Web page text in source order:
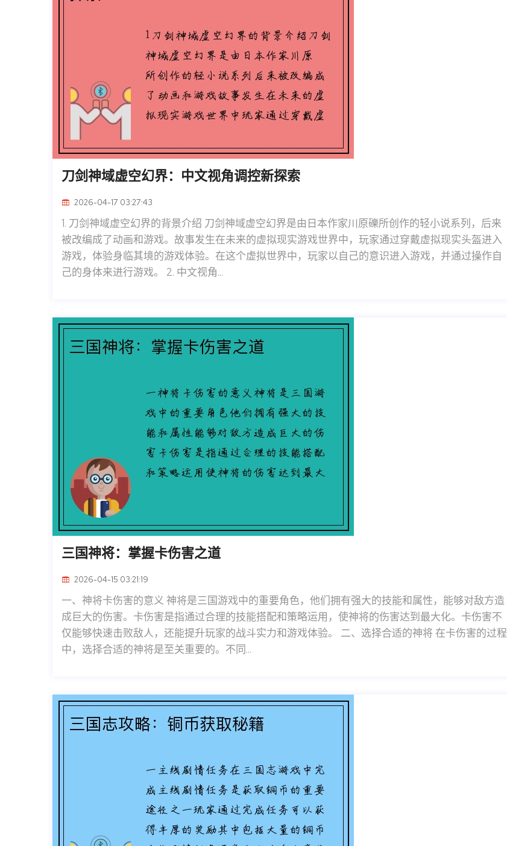
刀剑神域虚空幻界：中文视角调控新探索
2026-04-17 03:27:43
1. 刀剑神域虚空幻界的背景介绍 刀剑神域虚空幻界是由日本作家川原礫所创作的轻小说系列，后来
被改编成了动画和游戏。故事发生在未来的虚拟现实游戏世界中，玩家通过穿戴虚拟现实头盔进入
游戏，体验身临其境的游戏体验。在这个虚拟世界中，玩家以自己的意识进入游戏，并通过操作自
己的身体来进行游戏。 2. 中文视角...
三国神将：掌握卡伤害之道
2026-04-15 03:21:19
一、神将卡伤害的意义 神将是三国游戏中的重要角色，他们拥有强大的技能和属性，能够对敌方造
成巨大的伤害。卡伤害是指通过合理的技能搭配和策略运用，使神将的伤害达到最大化。卡伤害不
仅能够快速击败敌人，还能提升玩家的战斗实力和游戏体验。 二、选择合适的神将 在卡伤害的过程
中，选择合适的神将是至关重要的。不同...